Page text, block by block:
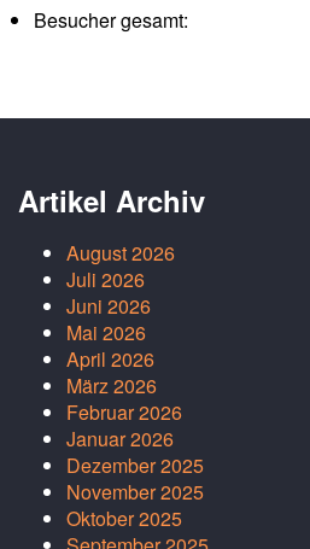
Besucher gesamt:
Artikel Archiv
August 2026
Juli 2026
Juni 2026
Mai 2026
April 2026
März 2026
Februar 2026
Januar 2026
Dezember 2025
November 2025
Oktober 2025